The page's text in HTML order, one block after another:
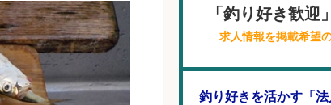
「釣り好き歓迎
求人情報を掲載希望
釣り好きを活かす「